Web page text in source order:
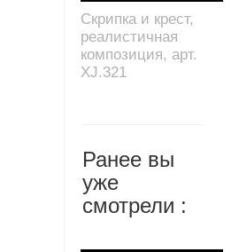
Скрипка и крест,
реалистичная
композиция, арт.
XJ.321
Ранее вы
уже
смотрели :